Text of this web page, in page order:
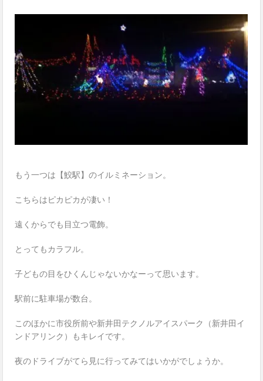
もう一つは【鮫駅】のイルミネーション。
こちらはピカピカが凄い！
遠くからでも目立つ電飾。
とってもカラフル。
子どもの目をひくんじゃないかなーって思います。
駅前に駐車場が数台。
このほかに市役所前や新井田テクノルアイスパーク（新井田イ
ンドアリンク）もキレイです。
夜のドライブがてら見に行ってみてはいかがでしょうか。